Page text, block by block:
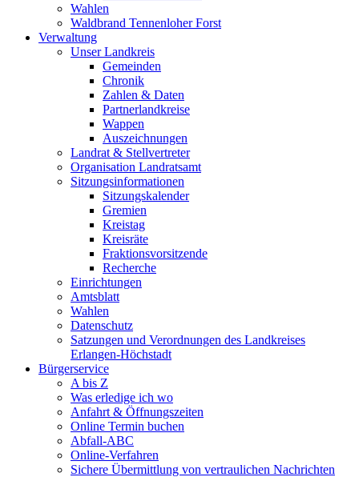
Wahlen
Waldbrand Tennenloher Forst
Verwaltung
Unser Landkreis
Gemeinden
Chronik
Zahlen & Daten
Partnerlandkreise
Wappen
Auszeichnungen
Landrat & Stellvertreter
Organisation Landratsamt
Sitzungsinformationen
Sitzungskalender
Gremien
Kreistag
Kreisräte
Fraktionsvorsitzende
Recherche
Einrichtungen
Amtsblatt
Wahlen
Datenschutz
Satzungen und Verordnungen des Landkreises
Erlangen-Höchstadt
Bürgerservice
A bis Z
Was erledige ich wo
Anfahrt & Öffnungszeiten
Online Termin buchen
Abfall-ABC
Online-Verfahren
Sichere Übermittlung von vertraulichen Nachrichten